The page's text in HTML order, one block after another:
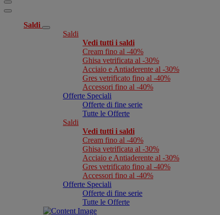
Saldi
Saldi
Vedi tutti i saldi
Cream fino al -40%
Ghisa vetrificata al -30%
Acciaio e Antiaderente al -30%
Gres vetrificato fino al -40%
Accessori fino al -40%
Offerte Speciali
Offerte di fine serie
Tutte le Offerte
Saldi
Vedi tutti i saldi
Cream fino al -40%
Ghisa vetrificata al -30%
Acciaio e Antiaderente al -30%
Gres vetrificato fino al -40%
Accessori fino al -40%
Offerte Speciali
Offerte di fine serie
Tutte le Offerte